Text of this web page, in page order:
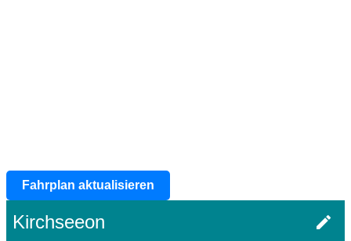
Fahrplan aktualisieren